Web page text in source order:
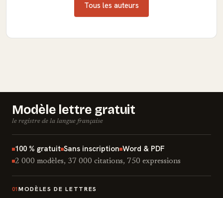
Tous les auteurs
Modèle lettre gratuit
le registre de la langue française
100 % gratuit Sans inscription Word & PDF
2 000 modèles, 37 000 citations, 750 expressions
01 MODÈLES DE LETTRES